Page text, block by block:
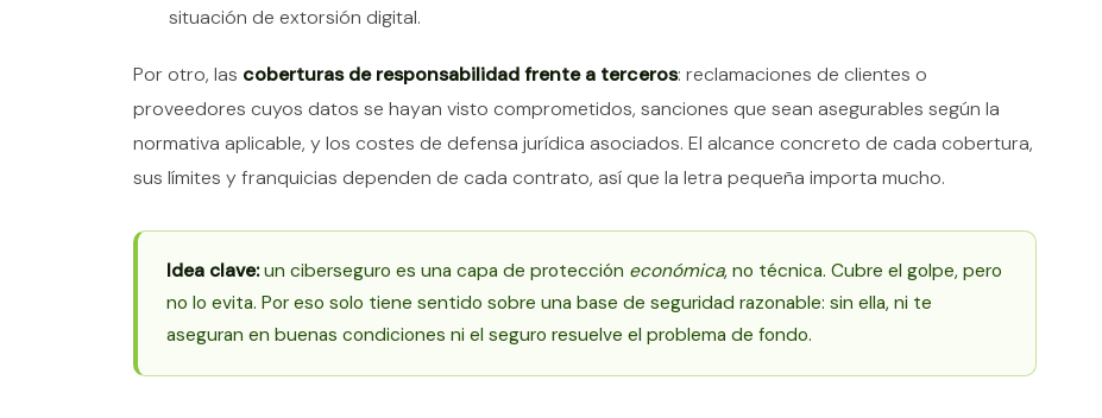
situación de extorsión digital.
Por otro, las coberturas de responsabilidad frente a terceros: reclamaciones de clientes o
proveedores cuyos datos se hayan visto comprometidos, sanciones que sean asegurables según la
normativa aplicable, y los costes de defensa jurídica asociados. El alcance concreto de cada cobertura,
sus límites y franquicias dependen de cada contrato, así que la letra pequeña importa mucho.
Idea clave:un ciberseguro es una capa de protección económica, no técnica. Cubre el golpe, pero
no lo evita. Por eso solo tiene sentido sobre una base de seguridad razonable: sin ella, ni te
aseguran en buenas condiciones ni el seguro resuelve el problema de fondo.